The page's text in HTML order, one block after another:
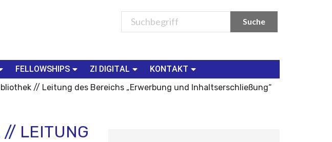
FELLOWSHIPS ZI DIGITAL
KONTAKT
// Leitung des Bereichs „Erwerbung und Inhaltserschließung“
// LEITUNG